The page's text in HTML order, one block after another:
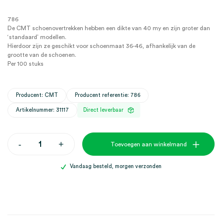
786
De CMT schoenovertrekken hebben een dikte van 40 my en zijn groter dan
‘standaard’ modellen.
Hierdoor zijn ze geschikt voor schoenmaat 36-46, afhankelijk van de
grootte van de schoenen.
Per 100 stuks
Producent: CMT Producent referentie: 786
Artikelnummer: 31117 Direct leverbaar
-
schoenovertrekken,
+ Toevoegen aan winkelmand
Vandaag besteld, morgen verzonden